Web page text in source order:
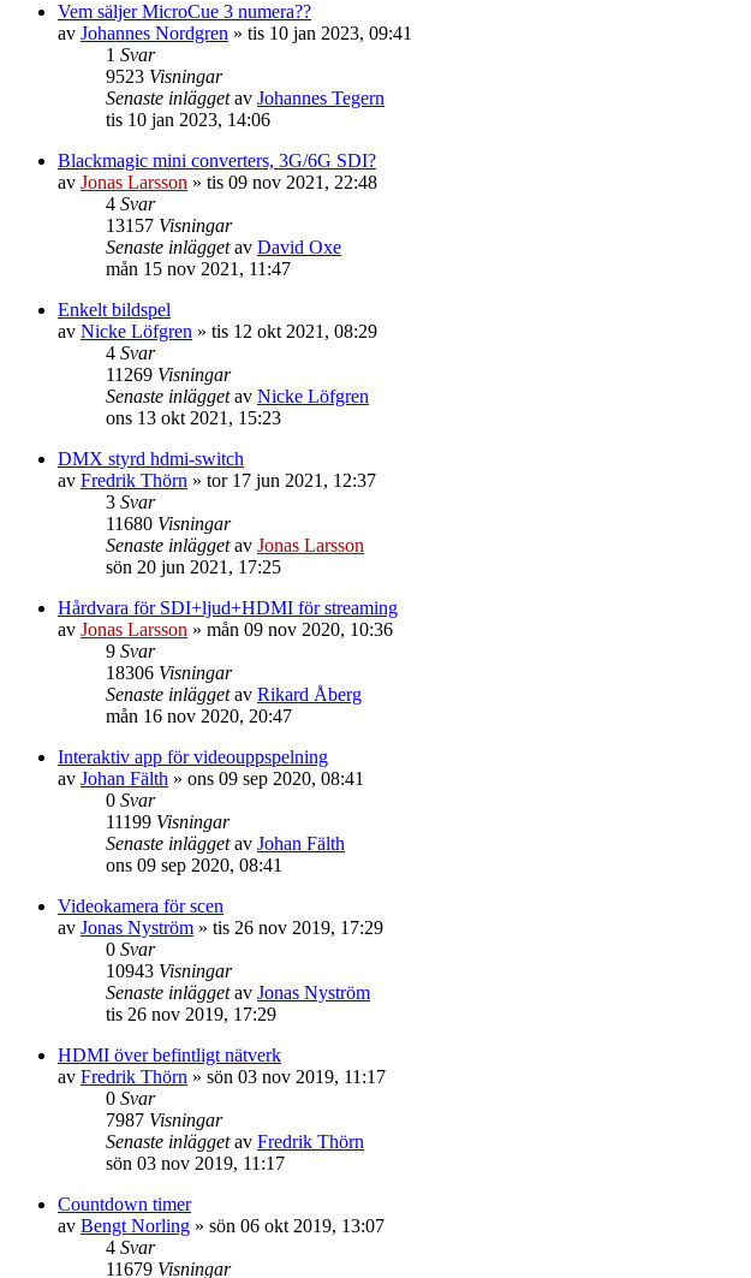
Vem säljer MicroCue 3 numera??
av Johannes Nordgren » tis 10 jan 2023, 09:41
1 Svar
9523 Visningar
Senaste inläggetav Johannes Tegern
tis 10 jan 2023, 14:06
Blackmagic mini converters, 3G/6G SDI?
av Jonas Larsson » tis 09 nov 2021, 22:48
4 Svar
13157 Visningar
Senaste inläggetav David Oxe
mån 15 nov 2021, 11:47
Enkelt bildspel
av Nicke Löfgren » tis 12 okt 2021, 08:29
4 Svar
11269 Visningar
Senaste inläggetav Nicke Löfgren
ons 13 okt 2021, 15:23
DMX styrd hdmi-switch
av Fredrik Thörn » tor 17 jun 2021, 12:37
3 Svar
11680 Visningar
Senaste inläggetav Jonas Larsson
sön 20 jun 2021, 17:25
Hårdvara för SDI+ljud+HDMI för streaming
av Jonas Larsson » mån 09 nov 2020, 10:36
9 Svar
18306 Visningar
Senaste inläggetav Rikard Åberg
mån 16 nov 2020, 20:47
Interaktiv app för videouppspelning
av Johan Fälth » ons 09 sep 2020, 08:41
0 Svar
11199 Visningar
Senaste inläggetav Johan Fälth
ons 09 sep 2020, 08:41
Videokamera för scen
av Jonas Nyström » tis 26 nov 2019, 17:29
0 Svar
10943 Visningar
Senaste inläggetav Jonas Nyström
tis 26 nov 2019, 17:29
HDMI över befintligt nätverk
av Fredrik Thörn » sön 03 nov 2019, 11:17
0 Svar
7987 Visningar
Senaste inläggetav Fredrik Thörn
sön 03 nov 2019, 11:17
Countdown timer
av Bengt Norling » sön 06 okt 2019, 13:07
4 Svar
11679 Visningar